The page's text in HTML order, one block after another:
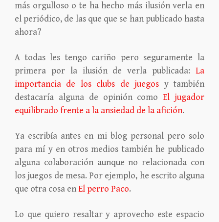
más orgulloso o te ha hecho más ilusión verla en
el periódico, de las que que se han publicado hasta
ahora?
A todas les tengo cariño pero seguramente la
primera por la ilusión de verla publicada: La
importancia de los clubs de juegos y también
destacaría alguna de opinión comoEl jugador
equilibrado frente a la ansiedad de la afición.
Ya escribía antes en mi blog personal pero solo
para mí y en otros medios también he publicado
alguna colaboración aunque no relacionada con
los juegos de mesa. Por ejemplo, he escrito alguna
que otra cosa enEl perro Paco.
Lo que quiero resaltar y aprovecho este espacio